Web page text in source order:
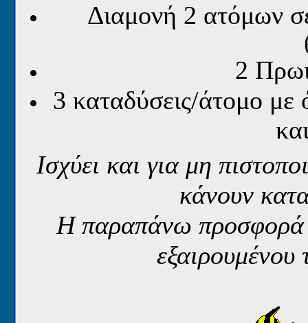
Διαμονή 2 ατόμων
2
3 καταδύσεις/άτομο με
Ισχύει και για μη
κάνουν
Η παραπάνω προσφορά